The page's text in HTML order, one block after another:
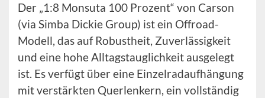
Der „1:8 Monsuta 100 Prozent“ von Carson
(via Simba Dickie Group) ist ein Offroad-
Modell, das auf Robustheit, Zuverlässigkeit
und eine hohe Alltagstauglichkeit ausgelegt
ist. Es verfügt über eine Einzelradaufhängung
mit verstärkten Querlenkern, ein vollständig